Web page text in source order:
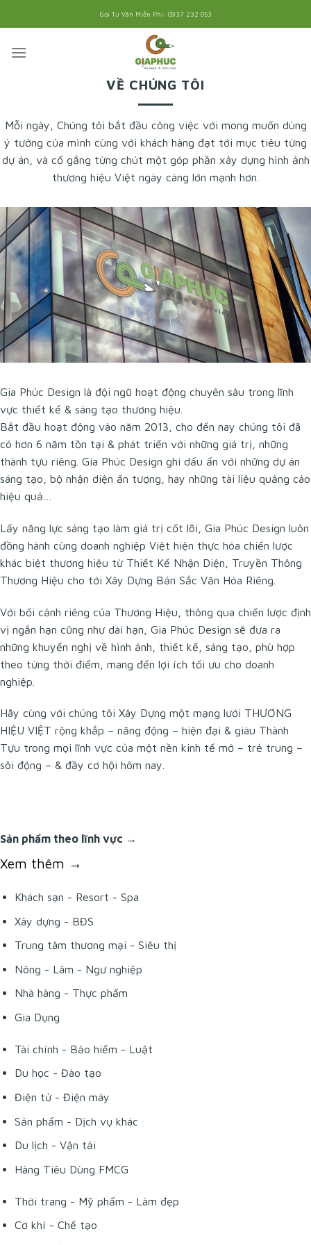
to
Gọi Tư Vân Miễn Phí: 0937 232 053
VỀ CHÚNG TÔI
Mỗi ngày, Chúng tôi bắt đầu công việc với mong muốn dùng
ý tưởng của mình cùng với khách hàng đạt tới mục tiêu từng
dự án, và cố gắng từng chút một góp phần xây dựng hình ảnh
thương hiệu Việt ngày càng lớn mạnh hơn.
Gia Phúc Design là đội ngũ hoạt động chuyên sâu trong lĩnh
vực thiết kế & sáng tạo thương hiệu.
Bắt đầu hoạt động vào năm 2013, cho đến nay chúng tôi đã
có hơn 6 năm tồn tại & phát triển với những giá trị, những
thành tựu riêng. Gia Phúc Design ghi dấu ấn với những dự án
sáng tạo, bộ nhận diện ấn tượng, hay những tài liệu quảng cáo
hiệu quả…
Lấy năng lực sáng tạo làm giá trị cốt lõi, Gia Phúc Design luôn
đồng hành cùng doanh nghiệp Việt hiện thực hóa chiến lược
khác biệt thương hiệu từ Thiết Kế Nhận Diện, Truyền Thông
Thương Hiệu cho tới Xây Dựng Bản Sắc Văn Hóa Riêng.
Với bối cảnh riêng của Thương Hiệu, thông qua chiến lược định
vị ngắn hạn cũng như dài hạn, Gia Phúc Design sẽ đưa ra
những khuyến nghị về hình ảnh, thiết kế, sáng tạo, phù hợp
theo từng thời điểm, mang đến lợi ích tối ưu cho doanh
nghiệp.
Hãy cùng với chúng tôi Xây Dựng một mạng lưới THƯƠNG
HIỆU VIỆT rộng khắp – năng động – hiện đại & giàu Thành
Tựu trong mọi lĩnh vực của một nền kinh tế mở – trẻ trung –
sôi động – & đầy cơ hội hôm nay.
Sản phẩm theo lĩnh vực →
Xem thêm →
Khách sạn - Resort - Spa
Xây dựng - BĐS
Trung tâm thương mại - Siêu thị
Nông - Lâm - Ngư nghiệp
Nhà hàng - Thực phẩm
Gia Dụng
Tài chính - Bảo hiểm - Luật
Du học - Đào tạo
Điện tử - Điện máy
Sản phẩm - Dịch vụ khác
Du lịch - Vận tải
Hàng Tiêu Dùng FMCG
Thời trang - Mỹ phẩm - Làm đẹp
Cơ khí - Chế tạo